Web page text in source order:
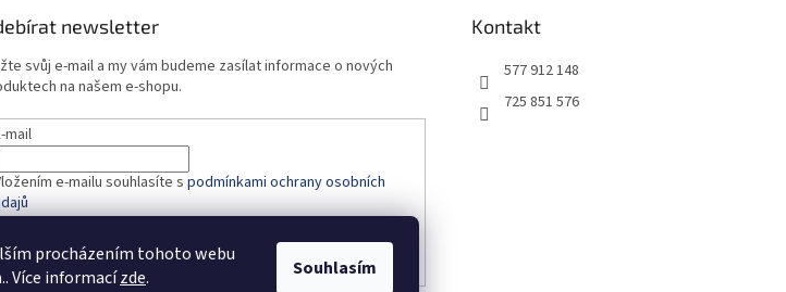
procházením tohoto webu
Více informacízde. Souhlasím
y
u
newsletter
svůj e-mail a my vám budeme zasílat informace o nových
na našem e-shopu.
mail
e-mailu souhlasíte s podmínkami ochrany osobních
PŘIHLÁSIT SE
Kontakt
577 912 148
725 851 576